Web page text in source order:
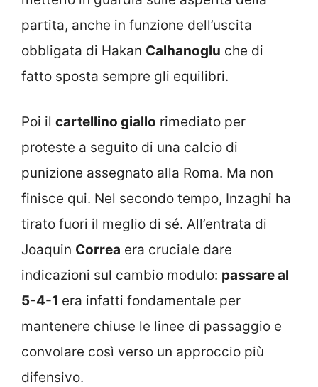
partita, anche in funzione dell’uscita
obbligata di Hakan Calhanoglu che di
fatto sposta sempre gli equilibri.
Poi il cartellino giallo rimediato per
proteste a seguito di una calcio di
punizione assegnato alla Roma. Ma non
finisce qui. Nel secondo tempo, Inzaghi ha
tirato fuori il meglio di sé. All’entrata di
Joaquin Correa era cruciale dare
indicazioni sul cambio modulo: passare al
5-4-1 era infatti fondamentale per
mantenere chiuse le linee di passaggio e
convolare così verso un approccio più
difensivo.